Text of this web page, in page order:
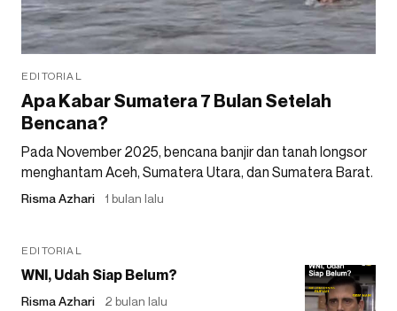
EDITORIAL
Apa Kabar Sumatera 7 Bulan Setelah
Bencana?
Pada November 2025, bencana banjir dan tanah longsor
menghantam Aceh, Sumatera Utara, dan Sumatera Barat.
Risma Azhari 1 bulan lalu
EDITORIAL
WNI, Udah Siap Belum?
Risma Azhari 2 bulan lalu